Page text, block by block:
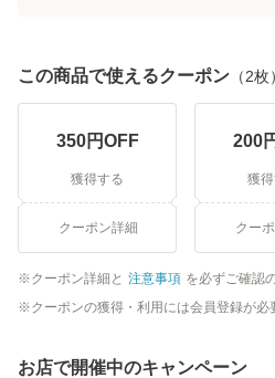
この商品で使えるクーポン （2枚）
350円OFF
獲得する
クーポン詳細
200
獲
クー
クーポン詳細と 注意事項 を必ずご確認
クーポンの獲得・利用には会員登録が必
お店で開催中のキャンペーン